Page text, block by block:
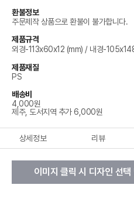
환불정보
주문제작 상품으로 환불이 불가합니다.
제품규격
외경-113x60x12 (mm) / 내경-
제품재질
PS
배송비
4,000원
제주, 도서지역 추가 6,000원
상세정보 리뷰
이미지 클릭 시 디자인 선